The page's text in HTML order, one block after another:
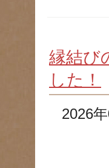
縁結び
した！
2026